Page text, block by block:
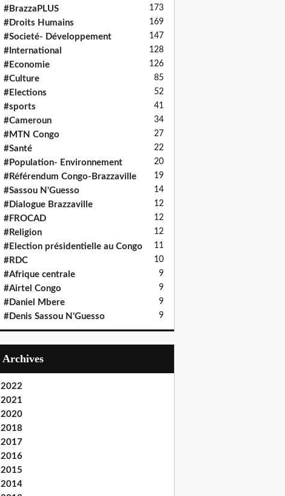
#BrazzaPLUS 173
#Droits Humains 169
#Societé- Développement 147
#International 128
#Economie 126
#Culture 85
#Elections 52
#sports 41
#Cameroun 34
#MTN Congo 27
#Santé 22
#Population- Environnement 20
#Référendum Congo-Brazzaville 19
#Sassou N'Guesso 14
#Dialogue Brazzaville 12
#FROCAD 12
#Religion 12
#Election présidentielle au Congo 11
#RDC 10
#Afrique centrale 9
#Airtel Congo 9
#Daniel Mbere 9
#Denis Sassou N'Guesso 9
Archives
2022
2021
2020
2018
2017
2016
2015
2014